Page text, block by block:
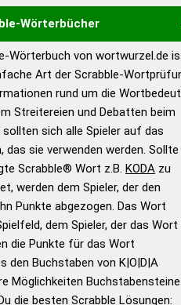
Wörterbücher
mit Hilfe eines semantischen
gute Anhaltspunkte zu
und Wortform, um die
für das Scrabble-Spiel zu
Turnier Scrabble-
Duden – Standardwerk in 12
Bänden
Duden – Richtiges und gutes
Deutsch
Duden – Die deutsche
Wörterbuch von wortwurzel.de
Art der Scrabble-
rund um die
Streitereien und Debatten beim
sollten sich alle Spieler auf das
das sie verwenden werden. Sollte
Scrabble® Wort z.B. KODAzu
werden dem Spieler, der den
Punkte abgezogen. Das Wort
dem Spieler, der das Wort
die Punkte für das Wort
den Buchstaben von K|O|D|A
Möglichkeiten
die besten Scrabble Lösungen: